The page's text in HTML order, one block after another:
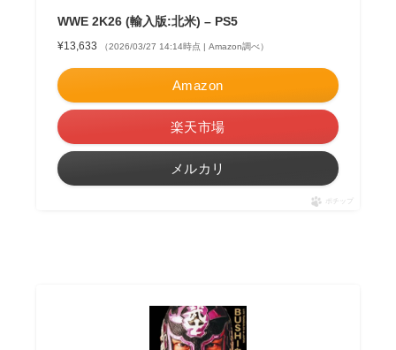
WWE 2K26 (輸入版:北米) – PS5
¥13,633 （2026/03/27 14:14時点 | Amazon調べ）
Amazon
楽天市場
メルカリ
ポチップ